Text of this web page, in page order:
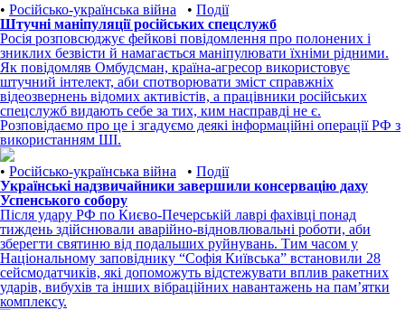
• Російсько-українська війна • Події
Штучні маніпуляції російських спецслужб
Росія розповсюджує фейкові повідомлення про полонених і
зниклих безвісти й намагається маніпулювати їхніми рідними.
Як повідомляв Омбудсман, країна-агресор використовує
штучний інтелект, аби спотворювати зміст справжніх
відеозвернень відомих активістів, а працівники російських
спецслужб видають себе за тих, ким насправді не є.
Розповідаємо про це і згадуємо деякі інформаційні операції РФ з
використанням ШІ.
• Російсько-українська війна • Події
Українські надзвичайники завершили консервацію даху
Успенського собору
Після удару РФ по Києво-Печерській лаврі фахівці понад
тиждень здійснювали аварійно-відновлювальні роботи, аби
зберегти святиню від подальших руйнувань. Тим часом у
Національному заповіднику “Софія Київська” встановили 28
сейсмодатчиків, які допоможуть відстежувати вплив ракетних
ударів, вибухів та інших вібраційних навантажень на пам’ятки
комплексу.